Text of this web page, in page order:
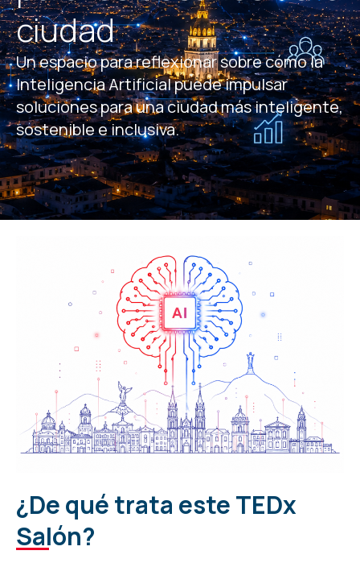
ciudad
Un espacio para reflexionar sobre cómo la
Inteligencia Artificial puede impulsar
soluciones para una ciudad más inteligente,
sostenible e inclusiva.
¿De qué trata este TEDx
Salón?